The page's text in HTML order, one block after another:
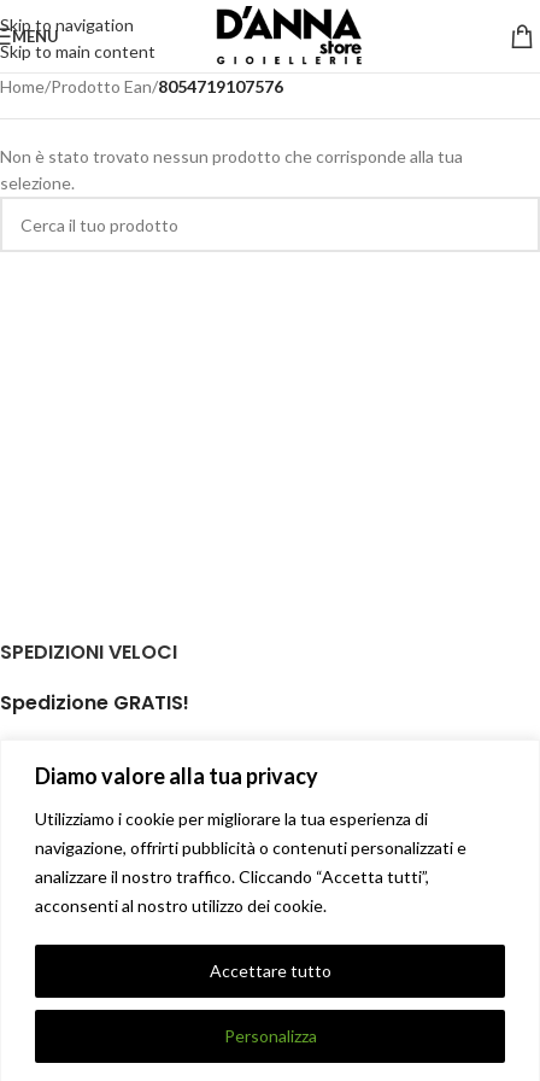
Diamo valore alla tua privacy
Utilizziamo i cookie per migliorare la tua esperienza di
navigazione, offrirti pubblicità o contenuti personalizzati e
analizzare il nostro traffico. Cliccando “Accetta tutti”,
acconsenti al nostro utilizzo dei cookie.
Personalizza
Accettare tutto
Skip to navigation
Skip to main content
MENU
Home/Prodotto Ean/8054719107576
Non è stato trovato nessun prodotto che corrisponde alla tua
selezione.
SPEDIZIONI VELOCI
Spedizione GRATIS!
isole minori non incluse
Soddisfatti o rimborsati
14 giorni diritto di recesso facile
Condizioni di vendita